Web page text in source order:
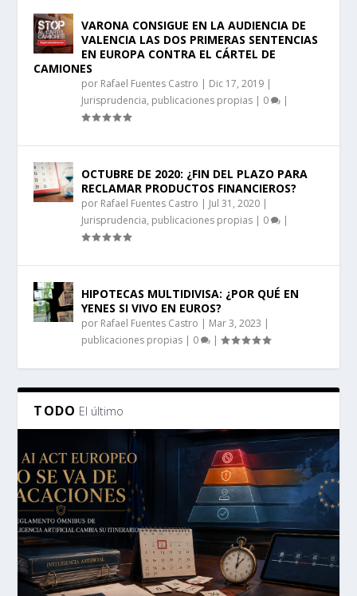
VARONA CONSIGUE EN LA AUDIENCIA DE
VALENCIA LAS DOS PRIMERAS SENTENCIAS
EN EUROPA CONTRA EL CÁRTEL DE
CAMIONES
por Rafael Fuentes Castro | Dic 17, 2019 |
Jurisprudencia, publicaciones propias | 0 |
OCTUBRE DE 2020: ¿FIN DEL PLAZO PARA
RECLAMAR PRODUCTOS FINANCIEROS?
por Rafael Fuentes Castro | Jul 31, 2020 |
Jurisprudencia, publicaciones propias | 0 |
HIPOTECAS MULTIDIVISA: ¿POR QUÉ EN
YENES SI VIVO EN EUROS?
por Rafael Fuentes Castro | Mar 3, 2023 |
publicaciones propias | 0 |
TODO El último